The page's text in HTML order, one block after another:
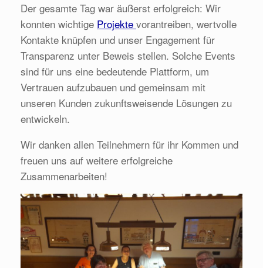
Der gesamte Tag war äußerst erfolgreich: Wir
konnten wichtige Projekte vorantreiben, wertvolle
Kontakte knüpfen und unser Engagement für
Transparenz unter Beweis stellen. Solche Events
sind für uns eine bedeutende Plattform, um
Vertrauen aufzubauen und gemeinsam mit
unseren Kunden zukunftsweisende Lösungen zu
entwickeln.
Wir danken allen Teilnehmern für ihr Kommen und
freuen uns auf weitere erfolgreiche
Zusammenarbeiten!